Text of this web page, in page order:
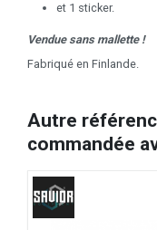
et 1 sticker.
Vendue sans mallette !
Fabriqué en Finlande.
Autre
commandée